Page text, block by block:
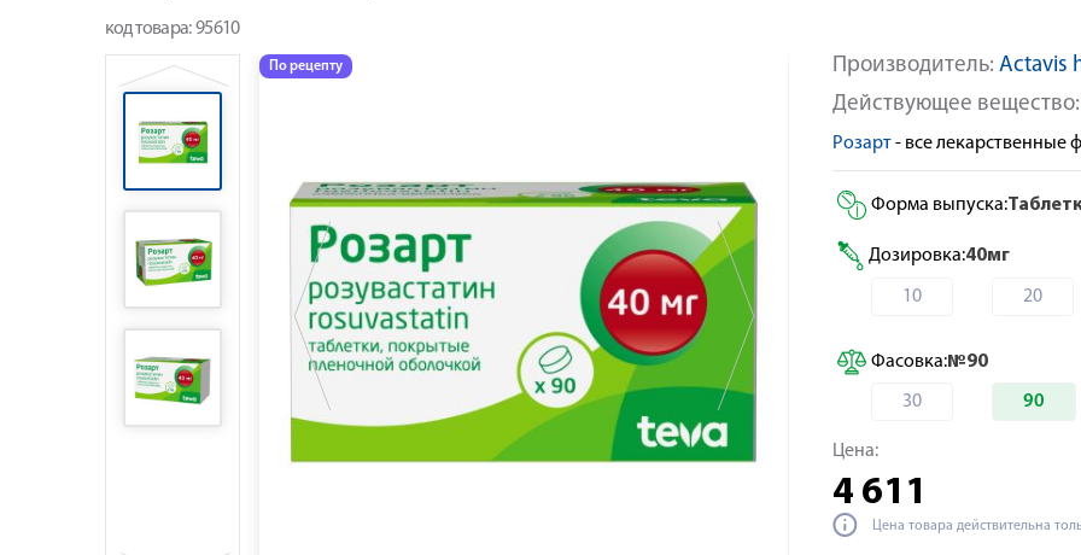
код товара: 95610
По рецепту По рецепту
Производитель: Actavis
Действующее вещество:
Розарт- все лекарственные
Форма выпуска:
Дозировка:40мг
10 20
Фасовка:№90
30 90
Цена:
4 611
Цена товара действительна